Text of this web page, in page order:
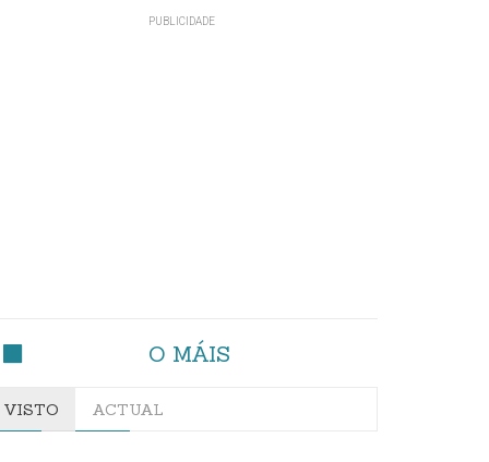
O MÁIS
VISTO ACTUAL